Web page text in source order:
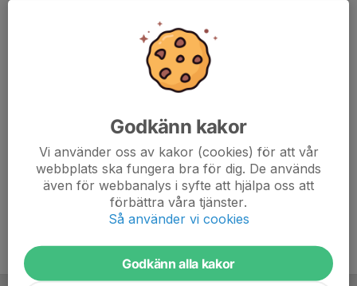
Planen längst ner, delen närmast kohagen.
Godkänn kakor
Vi använder oss av kakor (cookies) för att vår
webbplats ska fungera bra för dig. De används
även för webbanalys i syfte att hjälpa oss att
förbättra våra tjänster.
Så använder vi cookies
Godkänn alla kakor